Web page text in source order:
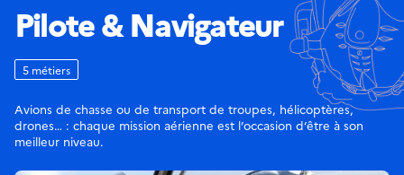
Pilote & Navigateur
5 métiers
Avions de chasse ou de transport de troupes, hélicoptères,
drones… : chaque mission aérienne est l’occasion d’être à son
meilleur niveau.